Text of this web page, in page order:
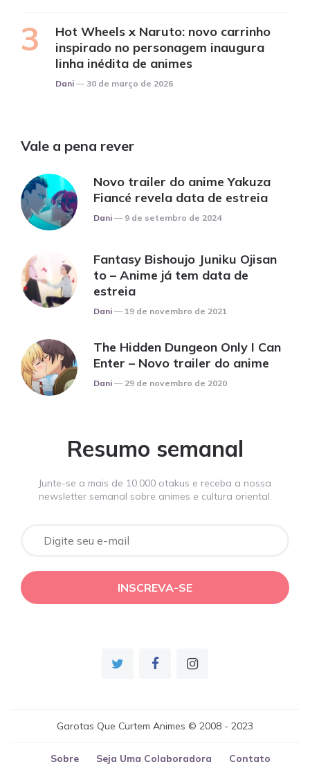
Hot Wheels x Naruto: novo carrinho
inspirado no personagem inaugura
linha inédita de animes
Posted
Dani 30 de março de 2026
Vale a pena rever
Novo trailer do anime Yakuza
Fiancé revela data de estreia
Posted
Dani 9 de setembro de 2024
Fantasy Bishoujo Juniku Ojisan
to – Anime já tem data de
estreia
Posted
Dani 19 de novembro de 2021
The Hidden Dungeon Only I Can
Enter – Novo trailer do anime
Posted
Dani 29 de novembro de 2020
Resumo semanal
Junte-se a mais de 10.000 otakus e receba a nossa
newsletter semanal sobre animes e cultura oriental.
Garotas Que Curtem Animes © 2008 - 2023
Sobre Seja Uma Colaboradora Contato